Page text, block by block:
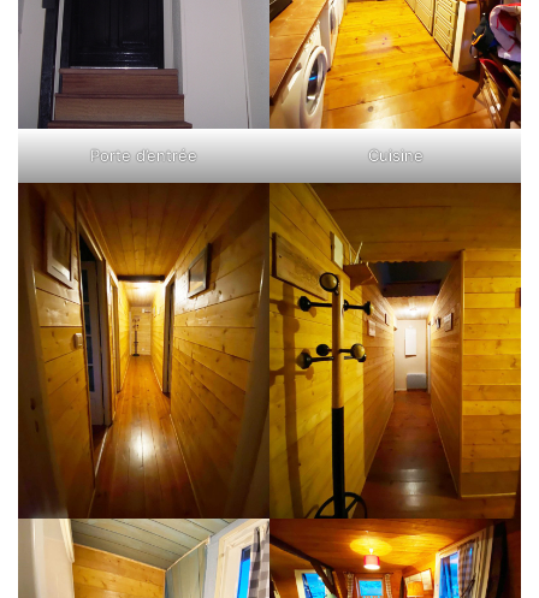
Porte d’entrée Cuisine